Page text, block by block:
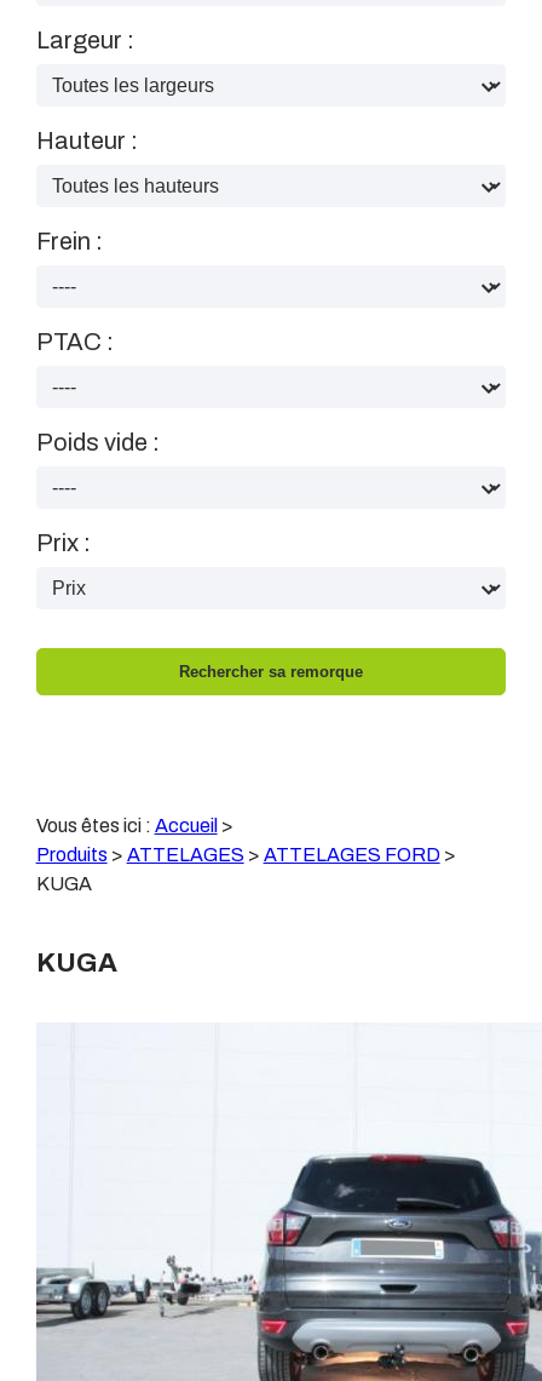
Largeur :
Hauteur :
Frein :
PTAC :
Poids vide :
Prix :
Vous êtes ici : Accueil >
Produits > ATTELAGES > ATTELAGES FORD>
KUGA
KUGA